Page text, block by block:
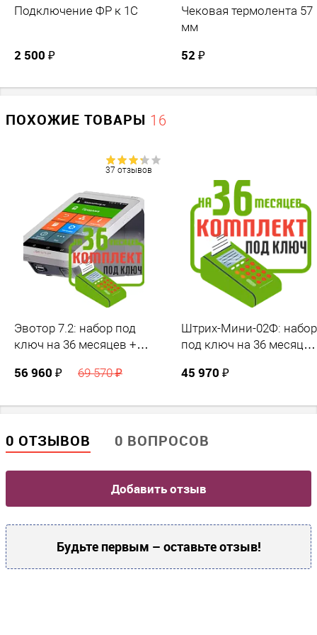
аппарата.
Подключение ФР к 1С
2 500 ₽
Чековая термолента 57
мм
52 ₽
ПОХОЖИЕ ТОВАРЫ 16
37 отзывов
Эвотор 7.2: набор под
ключ на 36 месяцев +
56 960 ₽ 69 570 ₽
Штрих-Мини-02Ф: набор
под ключ на 36 месяцев
45 970 ₽
0 ОТЗЫВОВ 0 ВОПРОСОВ
Добавить отзыв
Будьте первым – оставьте отзыв!